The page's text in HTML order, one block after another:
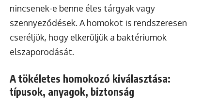
nincsenek-e benne éles tárgyak vagy
szennyeződések. A homokot is rendszeresen
cseréljük, hogy elkerüljük a baktériumok
elszaporodását.
A tökéletes homokozó kiválasztása:
típusok, anyagok, biztonság